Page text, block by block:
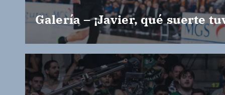
Galería – ¡Javier, qué suerte